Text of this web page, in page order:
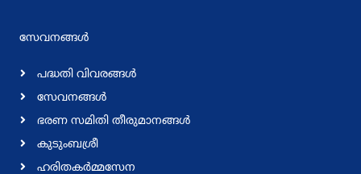
സേവനങ്ങള്‍
പദ്ധതി വിവരങ്ങള്‍
സേവനങ്ങള്‍
ഭരണ സമിതി തീരുമാനങ്ങള്‍
കുടുംബശ്രീ
ഹരിതകര്‍മ്മസേന